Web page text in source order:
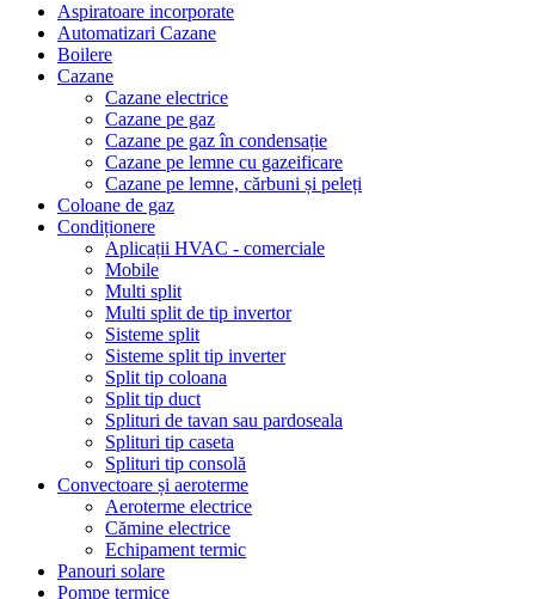
Aspiratoare incorporate
Automatizari Cazane
Boilere
Cazane
Cazane electrice
Cazane pe gaz
Cazane pe gaz în condensație
Cazane pe lemne cu gazeificare
Cazane pe lemne, cărbuni și peleți
Coloane de gaz
Condiționere
Aplicații HVAC - comerciale
Mobile
Multi split
Multi split de tip invertor
Sisteme split
Sisteme split tip inverter
Split tip coloana
Split tip duct
Splituri de tavan sau pardoseala
Splituri tip caseta
Splituri tip consolă
Convectoare și aeroterme
Aeroterme electrice
Cămine electrice
Echipament termic
Panouri solare
Pompe termice